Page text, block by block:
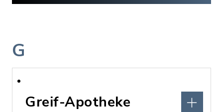
G
Greif-Apotheke